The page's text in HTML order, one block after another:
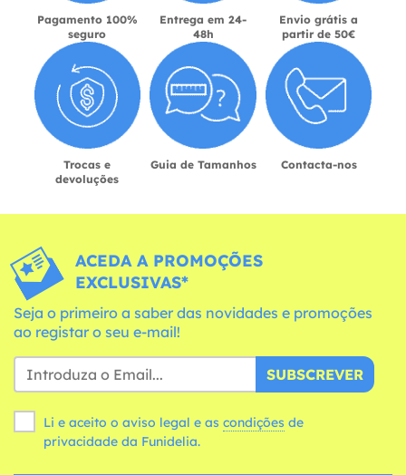
Pagamento 100%
seguro
Entrega em 24-
48h
Envio grátis a
partir de 50€
Trocas e
devoluções
Guia de Tamanhos Contacta-nos
ACEDA A PROMOÇÕES
EXCLUSIVAS*
Seja o primeiro a saber das novidades e promoções
ao registar o seu e-mail!
SUBSCREVER
Li e aceito o aviso legal e as condições
privacidade da Funidelia.